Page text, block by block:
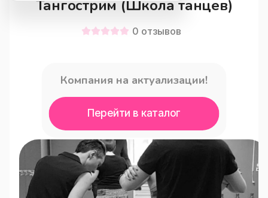
Тангострим (Школа танцев)
0 отзывов
Компания на актуализации!
Перейти в каталог